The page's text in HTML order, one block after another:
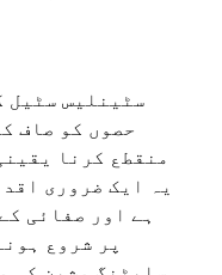
سٹینلیس سٹیل
حصوں کو صاف
منقطع کرنا
ہے اور صفائی
پر شروع